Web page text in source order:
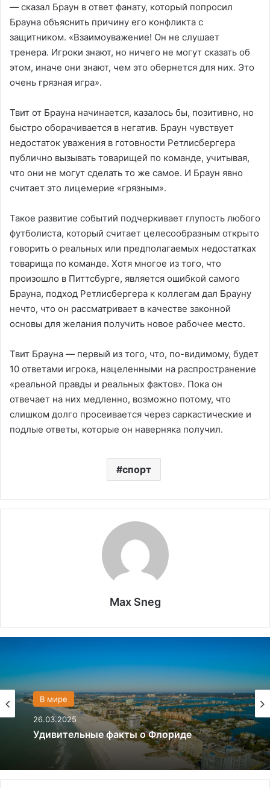
— сказал Браун в ответ фанату, который попросил
Брауна объяснить причину его конфликта с
защитником. «Взаимоуважение! Он не слушает
тренера. Игроки знают, но ничего не могут сказать об
этом, иначе они знают, чем это обернется для них. Это
очень грязная игра».
Твит от Брауна начинается, казалось бы, позитивно, но
быстро оборачивается в негатив. Браун чувствует
недостаток уважения в готовности Ретлисбергера
публично вызывать товарищей по команде, учитывая,
что они не могут сделать то же самое. И Браун явно
считает это лицемерие «грязным».
Такое развитие событий подчеркивает глупость любого
футболиста, который считает целесообразным открыто
говорить о реальных или предполагаемых недостатках
товарища по команде. Хотя многое из того, что
произошло в Питтсбурге, является ошибкой самого
Брауна, подход Ретлисбергера к коллегам дал Брауну
нечто, что он рассматривает в качестве законной
основы для желания получить новое рабочее место.
Твит Брауна — первый из того, что, по-видимому, будет
10 ответами игрока, нацеленными на распространение
«реальной правды и реальных фактов». Пока он
отвечает на них медленно, возможно потому, что
слишком долго просеивается через саркастические и
подлые ответы, которые он наверняка получил.
спорт
Max Sneg
В мире
26.03.2025
Политика
28.03.2024
Что если, Трамп снова станет
президентом США?